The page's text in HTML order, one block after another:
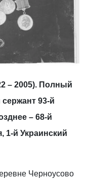
– 2005). Полный
93-й
– 68-й
1-й Украинский
Черноусово